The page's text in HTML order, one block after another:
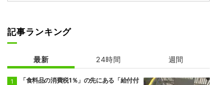
記事ランキング
最新 24時間 週間
「食料品の消費税1％」の先にある「給付付